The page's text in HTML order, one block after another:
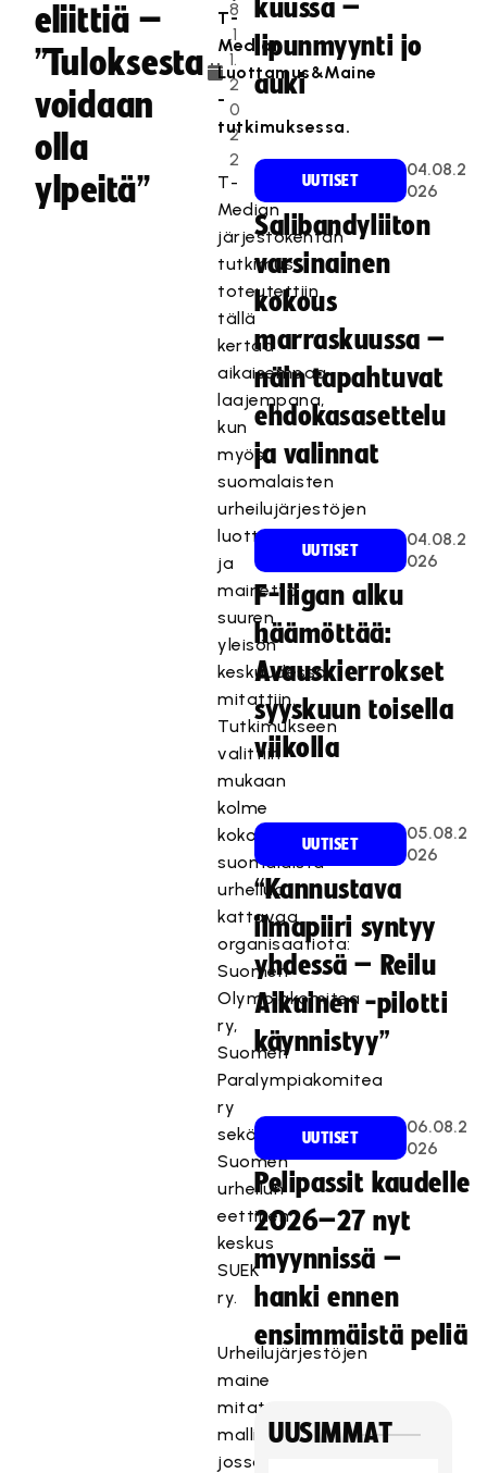
eliittiä –
”Tuloksesta
voidaan
olla
ylpeitä”
8
.1
1.
2
0
2
2
T-
Median
Luottamus&Maine
-
tutkimuksessa.
T-
Median
järjestökentän
tutkimus
toteutettiin
tällä
kertaa
aikaisempaa
laajempana,
kun
myös
suomalaisten
urheilujärjestöjen
luottamusta
ja
mainetta
suuren
yleisön
keskuudessa
mitattiin.
Tutkimukseen
valittiin
mukaan
kolme
koko
suomalaista
urheilua
kattavaa
organisaatiota:
Suomen
Olympiakomitea
ry,
Suomen
Paralympiakomitea
ry
sekä
Suomen
urheilun
eettinen
keskus
SUEK
ry.
Urheilujärjestöjen
maine
mitattiin
mallilla,
jossa
kuussa –
lipunmyynti jo
auki
UUTISET
04.08.2
026
Salibandyliiton
varsinainen
kokous
marraskuussa –
näin tapahtuvat
ehdokasasettelu
ja valinnat
UUTISET
04.08.2
026
F-liigan alku
häämöttää:
Avauskierrokset
syyskuun toisella
viikolla
UUTISET
05.08.2
026
“Kannustava
ilmapiiri syntyy
yhdessä – Reilu
Aikuinen -pilotti
käynnistyy”
UUTISET
06.08.2
026
Pelipassit kaudelle
2026–27 nyt
myynnissä –
hanki ennen
ensimmäistä peliä
UUSIMMAT